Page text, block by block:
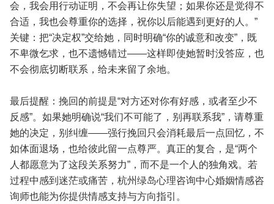
会，我会用行动证明，不会再让你失望；如果你还是觉得不
合适，我也会尊重你的选择，祝你以后能遇到更好的人。”
关键：把“决定权”交给她，同时明确“你的诚意和改变”，既
不卑微乞求，也不遗憾错过——这样即使她暂时没答应，也
不会彻底切断联系，给未来留了余地。
最后提醒：挽回的前提是“对方还对你有好感，或者至少不
反感”。如果她明确说“我们不可能了，别再联系我”，请尊重
她的决定，别纠缠——强行挽回只会消耗最后一点回忆，不
如体面退场，也给彼此留一点尊严。真正的复合，是“两个
人都愿意为了这段关系努力”，而不是一个人的独角戏。若
过程中感到迷茫或痛苦，杭州绿岛心理咨询中心婚姻情感咨
询师也能为你提供情感支持与方向指引。